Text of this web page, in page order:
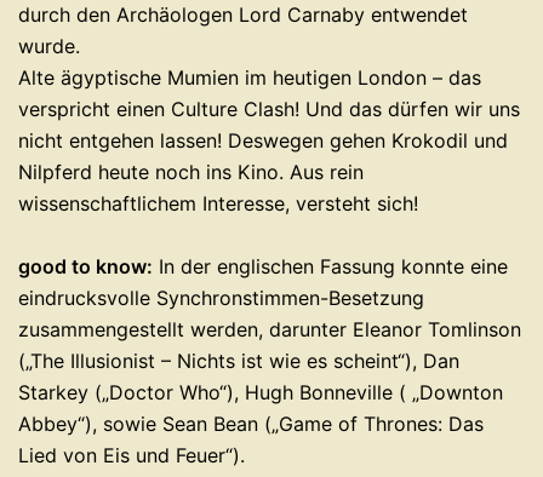
durch den Archäologen Lord Carnaby entwendet
wurde.
Alte ägyptische Mumien im heutigen London – das
verspricht einen Culture Clash! Und das dürfen wir uns
nicht entgehen lassen! Deswegen gehen Krokodil und
Nilpferd heute noch ins Kino. Aus rein
wissenschaftlichem Interesse, versteht sich!
good to know: In der englischen Fassung konnte eine
eindrucksvolle Synchronstimmen-Besetzung
zusammengestellt werden, darunter Eleanor Tomlinson
(„The Illusionist – Nichts ist wie es scheint“), Dan
Starkey („Doctor Who“), Hugh Bonneville ( „Downton
Abbey“), sowie Sean Bean („Game of Thrones: Das
Lied von Eis und Feuer“).